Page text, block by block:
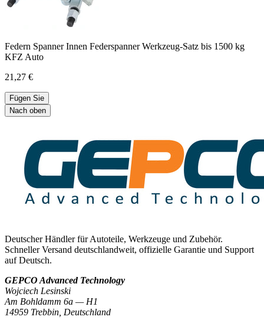
Federn Spanner Innen Federspanner Werkzeug-Satz bis 1500 kg
KFZ Auto
21,27 €
Fügen Sie
Nach oben
Deutscher Händler für Autoteile, Werkzeuge und Zubehör.
Schneller Versand deutschlandweit, offizielle Garantie und Support
auf Deutsch.
GEPCO Advanced Technology
Wojciech Lesinski
Am Bohldamm 6a — H1
14959 Trebbin Deutschland